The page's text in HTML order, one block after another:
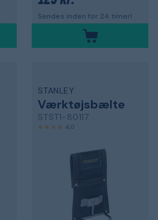
Sendes inden for 24 timer!
STANLEY
Værktøjsbælte
STST1-80117
4,0